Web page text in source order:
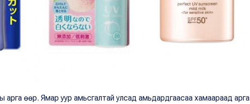
арга өөр. Ямар уур амьсгалтай улсад амьдардгаасаа хамаараад арга